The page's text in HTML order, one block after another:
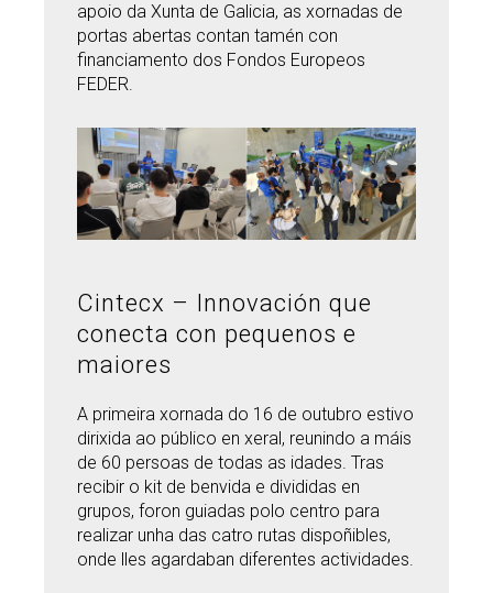
apoio da Xunta de Galicia, as xornadas de
portas abertas contan tamén con
financiamento dos Fondos Europeos
FEDER.
Cintecx – Innovación que
conecta con pequenos e
maiores
A primeira xornada do 16 de outubro estivo
dirixida ao público en xeral, reunindo a máis
de 60 persoas de todas as idades. Tras
recibir o kit de benvida e divididas en
grupos, foron guiadas polo centro para
realizar unha das catro rutas dispoñibles,
onde lles agardaban diferentes actividades.